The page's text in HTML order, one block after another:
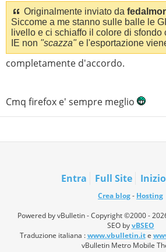
Originalmente inviato da fedalmor
Siccome a me stanno sulle balle le
livello e ci schiaffo il colore di sfondo
IE non "scazza"e l'esportazione
completamente d'accordo.
Cmq firefox e' sempre meglio
Entra Full Site
Crea blog- Hosting
Powered by vBulletin - Copyright ©2000 -
SEO byvBSEO
Traduzione italiana :www.vbulletin.ite
vBulletin Metro Mobile